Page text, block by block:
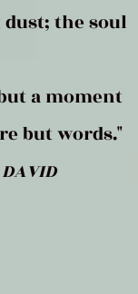
the soul
moment
but words."